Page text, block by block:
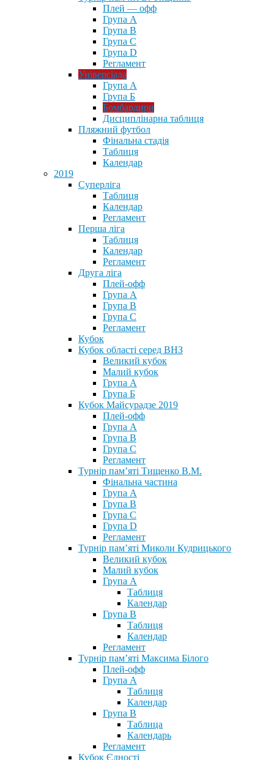
Плей — офф
Група А
Група B
Група С
Група D
Регламент
Універсіада
Група А
Група Б
Бомбардири
Дисциплінарна таблиця
Пляжний футбол
Фінальна стадія
Таблиця
Календар
2019
Суперліга
Таблиця
Календар
Регламент
Перша ліга
Таблиця
Календар
Регламент
Друга ліга
Плей-офф
Група А
Група В
Група С
Регламент
Кубок
Кубок області серед ВНЗ
Великий кубок
Малий кубок
Група А
Група Б
Кубок Майсурадзе 2019
Плей-офф
Група А
Група В
Група С
Регламент
Турнір пам’яті Тищенко В.М.
Фінальна частина
Група А
Група В
Група С
Група D
Регламент
Турнір пам’яті Миколи Кудрицького
Великий кубок
Малий кубок
Група А
Таблиця
Календар
Група В
Таблиця
Календар
Регламент
Турнір пам’яті Максима Білого
Плей-офф
Група А
Таблиця
Календар
Група В
Таблица
Календарь
Регламент
Кубок Єдності